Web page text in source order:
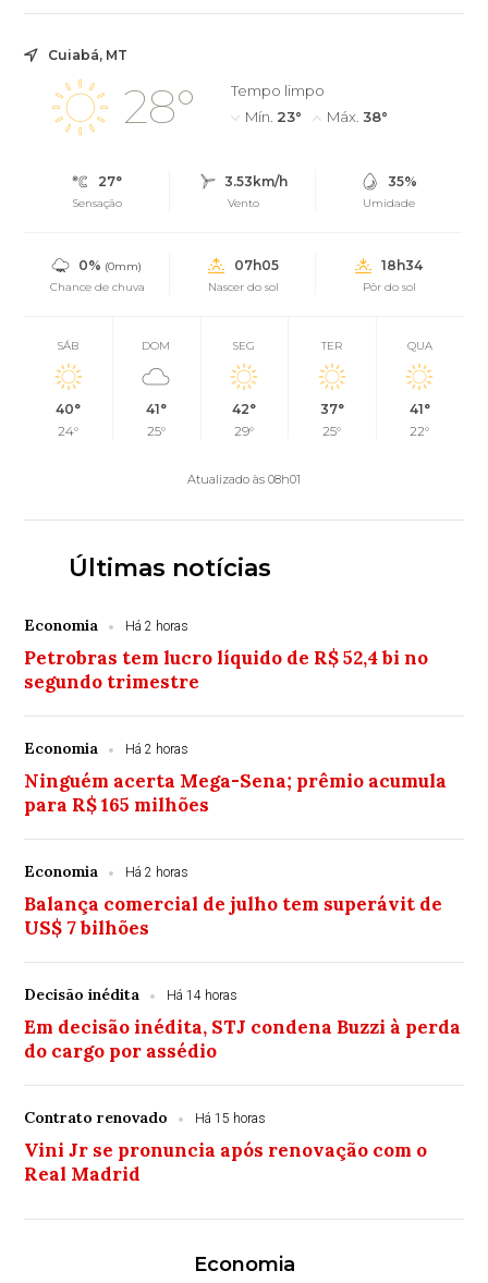
Cuiabá, MT
28°
Tempo limpo
Mín. 23° Máx. 38°
27°
Sensação
3.53km/h
Vento
35%
Umidade
0% (0mm)
Chance de chuva
07h05
Nascer do sol
18h34
Pôr do sol
SÁB
40°
24°
DOM
41°
25°
SEG
42°
29°
TER
37°
25°
QUA
41°
22°
Atualizado às 08h01
Últimas notícias
Economia Há 2 horas
Petrobras tem lucro líquido de R$ 52,4 bi no
segundo trimestre
Economia Há 2 horas
Ninguém acerta Mega-Sena; prêmio acumula
para R$ 165 milhões
Economia Há 2 horas
Balança comercial de julho tem superávit de
US$ 7 bilhões
Decisão inédita Há 14 horas
Em decisão inédita, STJ condena Buzzi à perda
do cargo por assédio
Contrato renovado Há 15 horas
Vini Jr se pronuncia após renovação com o
Real Madrid
Economia